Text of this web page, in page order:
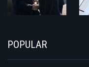
POPULAR